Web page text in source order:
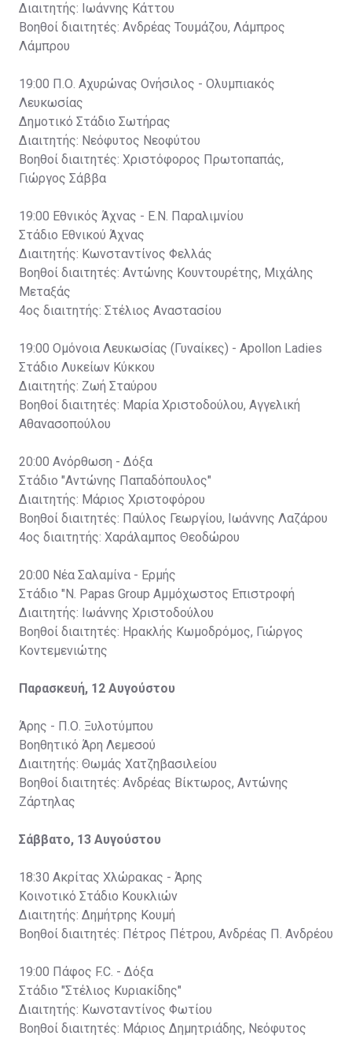
Διαιτητής: Ιωάννης Κάττου
Βοηθοί διαιτητές: Ανδρέας Τουμάζου, Λάμπρος
Λάμπρου
19:00 Π.Ο. Αχυρώνας Ονήσιλος - Ολυμπιακός
Λευκωσίας
Δημοτικό Στάδιο Σωτήρας
Διαιτητής: Νεόφυτος Νεοφύτου
Βοηθοί διαιτητές: Χριστόφορος Πρωτοπαπάς,
Γιώργος Σάββα
19:00 Εθνικός Άχνας - Ε.Ν. Παραλιμνίου
Στάδιο Εθνικού Άχνας
Διαιτητής: Κωνσταντίνος Φελλάς
Βοηθοί διαιτητές: Αντώνης Κουντουρέτης, Μιχάλης
Μεταξάς
4ος διαιτητής: Στέλιος Αναστασίου
19:00 Ομόνοια Λευκωσίας (Γυναίκες) - Apollon Ladies
Στάδιο Λυκείων Κύκκου
Διαιτητής: Ζωή Σταύρου
Βοηθοί διαιτητές: Μαρία Χριστοδούλου, Αγγελική
Αθανασοπούλου
20:00 Ανόρθωση - Δόξα
Στάδιο "Αντώνης Παπαδόπουλος"
Διαιτητής: Μάριος Χριστοφόρου
Βοηθοί διαιτητές: Παύλος Γεωργίου, Ιωάννης Λαζάρου
4ος διαιτητής: Χαράλαμπος Θεοδώρου
20:00 Νέα Σαλαμίνα - Ερμής
Στάδιο "Ν. Papas Group Αμμόχωστος Επιστροφή
Διαιτητής: Ιωάννης Χριστοδούλου
Βοηθοί διαιτητές: Ηρακλής Κωμοδρόμος, Γιώργος
Κοντεμενιώτης
Παρασκευή, 12 Αυγούστου
Άρης - Π.Ο. Ξυλοτύμπου
Βοηθητικό Άρη Λεμεσού
Διαιτητής: Θωμάς Χατζηβασιλείου
Βοηθοί διαιτητές: Ανδρέας Βίκτωρος, Αντώνης
Ζάρτηλας
Σάββατο, 13 Αυγούστου
18:30 Ακρίτας Χλώρακας - Άρης
Κοινοτικό Στάδιο Κουκλιών
Διαιτητής: Δημήτρης Κουμή
Βοηθοί διαιτητές: Πέτρος Πέτρου, Ανδρέας Π. Ανδρέου
19:00 Πάφος F.C. - Δόξα
Στάδιο "Στέλιος Κυριακίδης"
Διαιτητής: Κωνσταντίνος Φωτίου
Βοηθοί διαιτητές: Μάριος Δημητριάδης, Νεόφυτος